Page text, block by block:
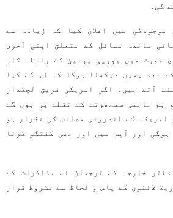
گی۔
موجودگی میں اعلان کیا کہ زیادہ سے
آج رات ١۲ تک باقی ماندہ مسائل کے متعلق اپنی آخری
صورت میں یورپی یونین کے رابطہ کار
بعد ہمیں دیکھنا ہوگا کہ اس کے کیا
آتے ہیں۔ اگر امریکی فریق لچکدار
ہم باہمی سمجھوتے کے نقطے پر ہوں گے
امریکہ کے اندرونی مصائب کی تکرار ہو
اور آپس میں اور بھی گفتگو کرنا
خارجہ کے ترجمان نے مذاکرات کے
لائنوں کے پاس و لحاظ سے مشروط قرار